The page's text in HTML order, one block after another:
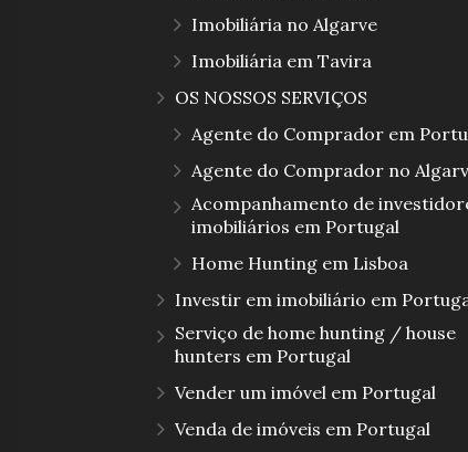
Imobiliária no Algarve
Imobiliária em Tavira
OS NOSSOS SERVIÇOS
Agente do Comprador em
Agente do Comprador no
Acompanhamento de
imobiliários em Portugal
Home Hunting em Lisboa
Investir em imobiliário em
Serviço de home hunting / house
hunters em Portugal
Vender um imóvel em Portugal
Venda de imóveis em Portugal